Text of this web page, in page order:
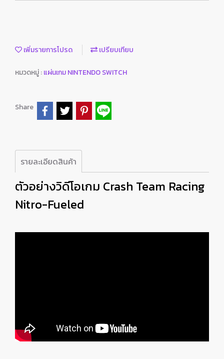
เพิ่มรายการโปรด เปรียบเทียบ
หมวดหมู่ :แผ่นเกม NINTENDO SWITCH
Share
รายละเอียดสินค้า
ตัวอย่างวิดีโอเกม Crash Team Racing
Nitro-Fueled